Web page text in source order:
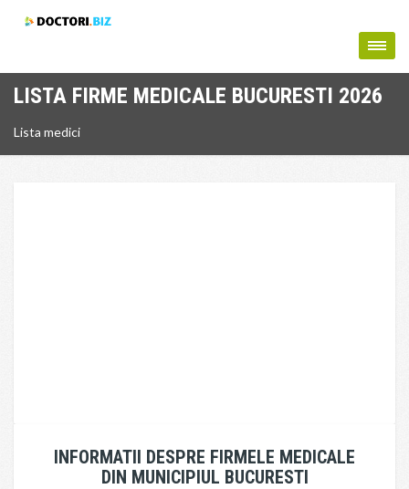
LISTA FIRME MEDICALE BUCURESTI 2026
Lista medici
INFORMATII DESPRE FIRMELE MEDICALE
DIN MUNICIPIUL BUCURESTI